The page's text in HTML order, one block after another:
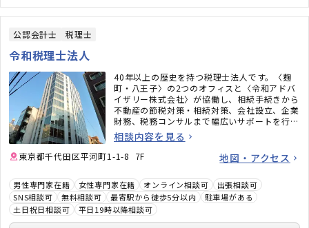
公認会計士 税理士
令和税理士法人
40年以上の歴史を持つ税理士法人です。〈麹
町・八王子〉の2つのオフィスと〈令和アドバ
イザリー株式会社〉が協働し、相続手続きから
不動産の節税対策・相続対策、会社設立、企業
財務、税務コンサルまで幅広いサポートを行っ
ています。機械的に進めるのではなく、お客様
一人ひとりの「お気持ち」に寄り添い、並走い
たします。お話を伺い、専門外だった場合には
必要な各分野の専門職をお繋ぎいたします。ど
うぞお気軽にご相談ください。
相談内容を見る
東京都千代田区平河町1-1-8 7F 地図・アクセス
男性専門家在籍 女性専門家在籍 オンライン相談可
出張相談可
SNS相談可
無料相談可 最寄駅から徒歩5分以内
駐車場がある
土日祝日相談可
平日19時以降相談可